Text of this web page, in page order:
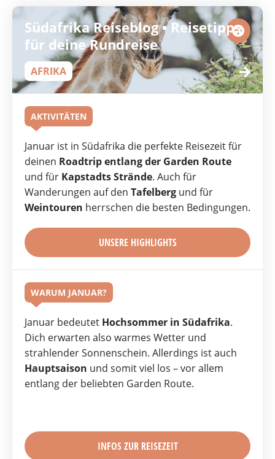
Südafrika Reiseblog • Reisetipps
für deine Rundreise
AFRIKA
AKTIVITÄTEN
Januar ist in Südafrika die perfekte Reisezeit für
deinen Roadtrip entlang der Garden Route
und für Kapstadts Strände. Auch für
Wanderungen auf den Tafelberg und für
Weintouren herrschen die besten Bedingungen.
UNSERE HIGHLIGHTS
WARUM JANUAR?
Januar bedeutet Hochsommer in Südafrika.
Dich erwarten also warmes Wetter und
strahlender Sonnenschein. Allerdings ist auch
Hauptsaison und somit viel los – vor allem
entlang der beliebten Garden Route.
INFOS ZUR REISEZEIT